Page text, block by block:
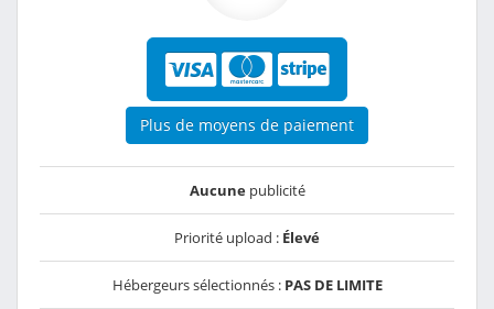
Plus de moyens de paiement
Aucunepublicité
Priorité upload : Élevé
Hébergeurs sélectionnés : PAS DE LIMITE